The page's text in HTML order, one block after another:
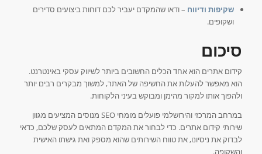
שקיפות ודיווח – ודאו שהמקדם יעביר לכם דוחות ביצועים סדירים
ושקופים.
סיכום
קידום אתרים הוא אחד הכלים החשובים ביותר לשיווק עסקי באינטרנט.
הוא מאפשר להעלות את החשיפה של האתר, למשוך מבקרים רבים יותר
ולהפוך אותו למקור מהימן ומבוקש בעיני הלקוחות.
במרחב המרכזי והירושלמי פועלים מומחי SEO מנוסים המציעים מגוון
שירותי קידום אתרים. כדי לבחור את המקדם המתאים לעסק שלכם, כדאי
לבדוק את ניסיונו, את טווח השירותים שהוא מספק ואת גישתו האישית
והשקופה.